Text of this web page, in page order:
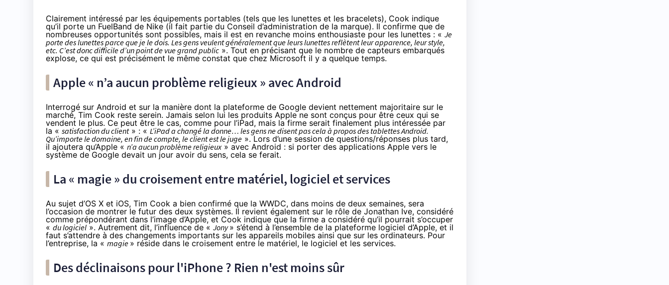
Clairement intéressé par les équipements portables (tels que les lunettes et les bracelets), Cook indique
qu’il porte un FuelBand de Nike (il fait partie du Conseil d’administration de la marque). Il confirme que de
nombreuses opportunités sont possibles, mais il est en revanche moins enthousiaste pour les lunettes : « Je
porte des lunettes parce que je le dois. Les gens veulent généralement que leurs lunettes reflètent leur apparence, leur style,
etc. C’est donc difficile d’un point de vue grand public ». Tout en précisant que le nombre de capteurs embarqués
explose, ce qui est précisément le même constat que chez Microsoft il y a quelque temps.
Apple « n’a aucun problème religieux » avec Android
Interrogé sur Android et sur la manière dont la plateforme de Google devient nettement majoritaire sur le
marché, Tim Cook reste serein. Jamais selon lui les produits Apple ne sont conçus pour être ceux qui se
vendent le plus. Ce peut être le cas, comme pour l’iPad, mais la firme serait finalement plus intéressée par
la « satisfaction du client» : « L’iPad a changé la donne… les gens ne disent pas cela à propos des tablettesAndroid.
Qu’importe le domaine, en fin de compte, le client est le juge ». Lors d’une session de questions/réponses plus tard,
il ajoutera qu’Apple « n’a aucun problème religieux» avec Android : si porter des applications Apple vers le
système de Google devait un jour avoir du sens, cela se ferait.
La « magie » du croisement entre matériel, logiciel et services
Au sujet d’OS X et iOS, Tim Cook a bien confirmé que la WWDC, dans moins de deux semaines, sera
l’occasion de montrer le futur des deux systèmes. Il revient également sur le rôle de Jonathan Ive, considéré
comme prépondérant dans l’image d’Apple, et Cook indique que la firme a considéré qu’il pourrait s’occuper
« du logiciel ». Autrement dit, l’influence de « Jony» s’étend à l’ensemble de la plateforme logiciel d’Apple, et il
faut s’attendre à des changements importants sur les appareils mobiles ainsi que sur les ordinateurs. Pour
l’entreprise, la « magie » réside dans le croisement entre le matériel, le logiciel et les services.
Des déclinaisons pour l'iPhone ? Rien n'est moins sûr